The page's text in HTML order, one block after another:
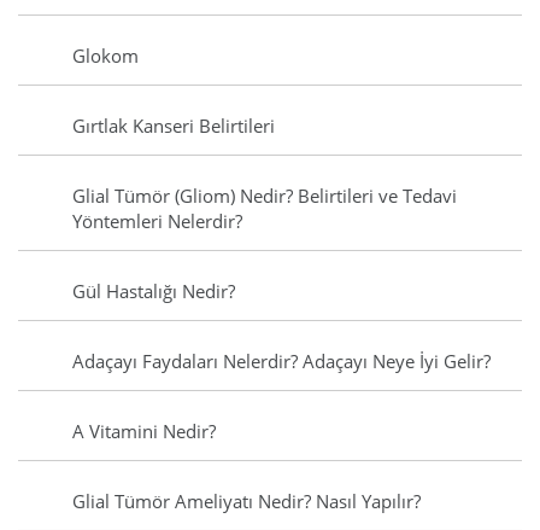
Glokom
Gırtlak Kanseri Belirtileri
Glial Tümör (Gliom) Nedir? Belirtileri ve Tedavi
Yöntemleri Nelerdir?
Gül Hastalığı Nedir?
Adaçayı Faydaları Nelerdir? Adaçayı Neye İyi Gelir?
A Vitamini Nedir?
Glial Tümör Ameliyatı Nedir? Nasıl Yapılır?